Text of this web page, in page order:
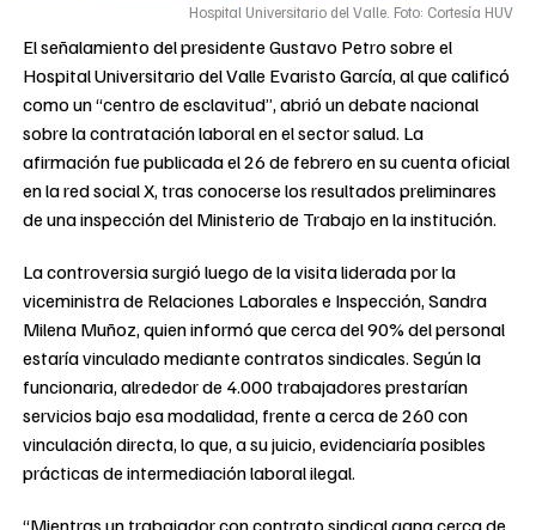
Hospital Universitario del Valle. Foto: Cortesía HUV
El señalamiento del presidente Gustavo Petro sobre el
Hospital Universitario del Valle Evaristo García, al que calificó
como un “centro de esclavitud”, abrió un debate nacional
sobre la contratación laboral en el sector salud. La
afirmación fue publicada el 26 de febrero en su cuenta oficial
en la red social X, tras conocerse los resultados preliminares
de una inspección del Ministerio de Trabajo en la institución.
La controversia surgió luego de la visita liderada por la
viceministra de Relaciones Laborales e Inspección, Sandra
Milena Muñoz, quien informó que cerca del 90% del personal
estaría vinculado mediante contratos sindicales. Según la
funcionaria, alrededor de 4.000 trabajadores prestarían
servicios bajo esa modalidad, frente a cerca de 260 con
vinculación directa, lo que, a su juicio, evidenciaría posibles
prácticas de intermediación laboral ilegal.
“Mientras un trabajador con contrato sindical gana cerca de